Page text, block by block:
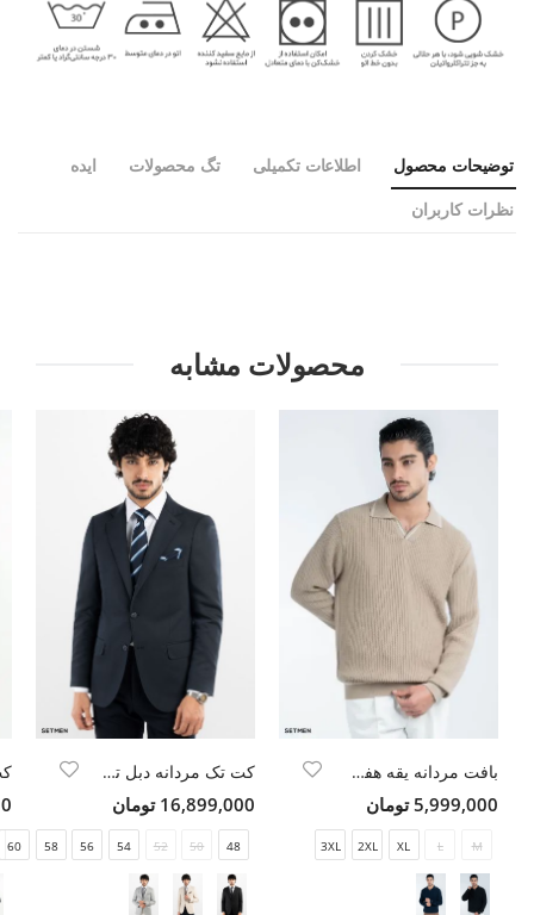
توضیحات محصول اطلاعات تکمیلی تگ محصولات ایده
نظرات کاربران
محصولات مشابه
بافت مردانه یقه هفت اولد مانی
5,999,000 تومان
M
L
XL
2XL
3XL
کت تک مردانه دبل توییل
16,899,000 تومان
48
50
52
54
56
58
60